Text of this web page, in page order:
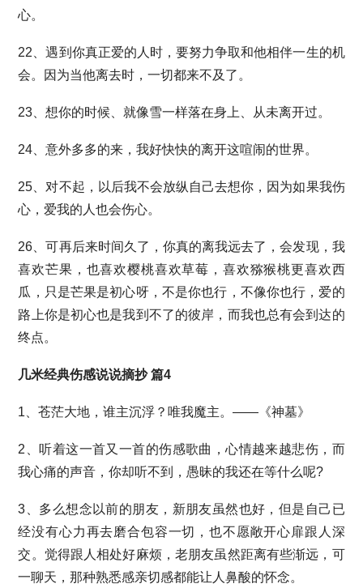
心。
22、遇到你真正爱的人时，要努力争取和他相伴一生的机
会。因为当他离去时，一切都来不及了。
23、想你的时候、就像雪一样落在身上、从未离开过。
24、意外多多的来，我好快快的离开这喧闹的世界。
25、对不起，以后我不会放纵自己去想你，因为如果我伤
心，爱我的人也会伤心。
26、可再后来时间久了，你真的离我远去了，会发现，我
喜欢芒果，也喜欢樱桃喜欢草莓，喜欢猕猴桃更喜欢西
瓜，只是芒果是初心呀，不是你也行，不像你也行，爱的
路上你是初心也是我到不了的彼岸，而我也总有会到达的
终点。
几米经典伤感说说摘抄 篇4
1、苍茫大地，谁主沉浮？唯我魔主。——《神墓》
2、听着这一首又一首的伤感歌曲，心情越来越悲伤，而
我心痛的声音，你却听不到，愚昧的我还在等什么呢?
3、多么想念以前的朋友，新朋友虽然也好，但是自己已
经没有心力再去磨合包容一切，也不愿敞开心扉跟人深
交。觉得跟人相处好麻烦，老朋友虽然距离有些渐远，可
一聊天，那种熟悉感亲切感都能让人鼻酸的怀念。